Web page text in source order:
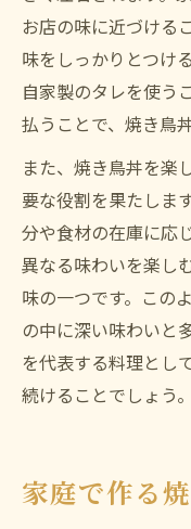
お店の味に近づける
味をしっかりとつけ
自家製のタレを使う
払うことで、焼き鳥
また、焼き鳥丼を楽
要な役割を果たしま
分や食材の在庫に応
異なる味わいを楽し
味の一つです。この
の中に深い味わいと
を代表する料理とし
続けることでしょう。
家庭で作る